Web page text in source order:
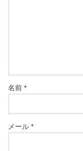
名前*
メール*